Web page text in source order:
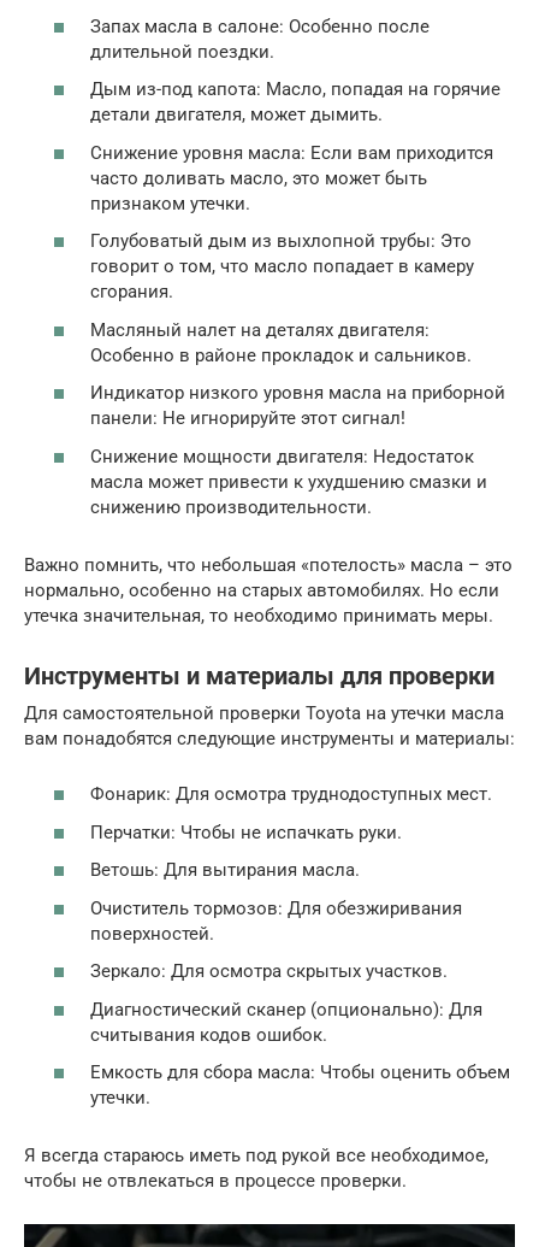
Запах масла в салоне: Особенно после
длительной поездки.
Дым из-под капота: Масло, попадая на горячие
детали двигателя, может дымить.
Снижение уровня масла: Если вам приходится
часто доливать масло, это может быть
признаком утечки.
Голубоватый дым из выхлопной трубы: Это
говорит о том, что масло попадает в камеру
сгорания.
Масляный налет на деталях двигателя:
Особенно в районе прокладок и сальников.
Индикатор низкого уровня масла на приборной
панели: Не игнорируйте этот сигнал!
Снижение мощности двигателя: Недостаток
масла может привести к ухудшению смазки и
снижению производительности.
Важно помнить, что небольшая «потелость» масла – это
нормально, особенно на старых автомобилях. Но если
утечка значительная, то необходимо принимать меры.
Инструменты и материалы для проверки
Для самостоятельной проверки Toyota на утечки масла
вам понадобятся следующие инструменты и материалы:
Фонарик: Для осмотра труднодоступных мест.
Перчатки: Чтобы не испачкать руки.
Ветошь: Для вытирания масла.
Очиститель тормозов: Для обезжиривания
поверхностей.
Зеркало: Для осмотра скрытых участков.
Диагностический сканер (опционально): Для
считывания кодов ошибок.
Емкость для сбора масла: Чтобы оценить объем
утечки.
Я всегда стараюсь иметь под рукой все необходимое,
чтобы не отвлекаться в процессе проверки.